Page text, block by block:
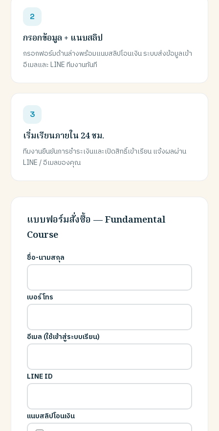
กรอกข้อมูล + แนบสลิป
กรอกฟอร์มด้านล่างพร้อมแนบสลิปโอนเงิน ระบบส่งข้อมูลเข้า
อีเมลและ LINE ทีมงานทันที
เริ่มเรียนภายใน 24 ชม.
ทีมงานยืนยันการชำระเงินและเปิดสิทธิ์เข้าเรียน แจ้งผลผ่าน
LINE / อีเมลของคุณ
แบบฟอร์มสั่งซื้อ — Fundamental
Course
ชื่อ-นามสกุล
เบอร์โทร
อีเมล (ใช้เข้าสู่ระบบเรียน)
LINE ID
แนบสลิปโอนเงิน